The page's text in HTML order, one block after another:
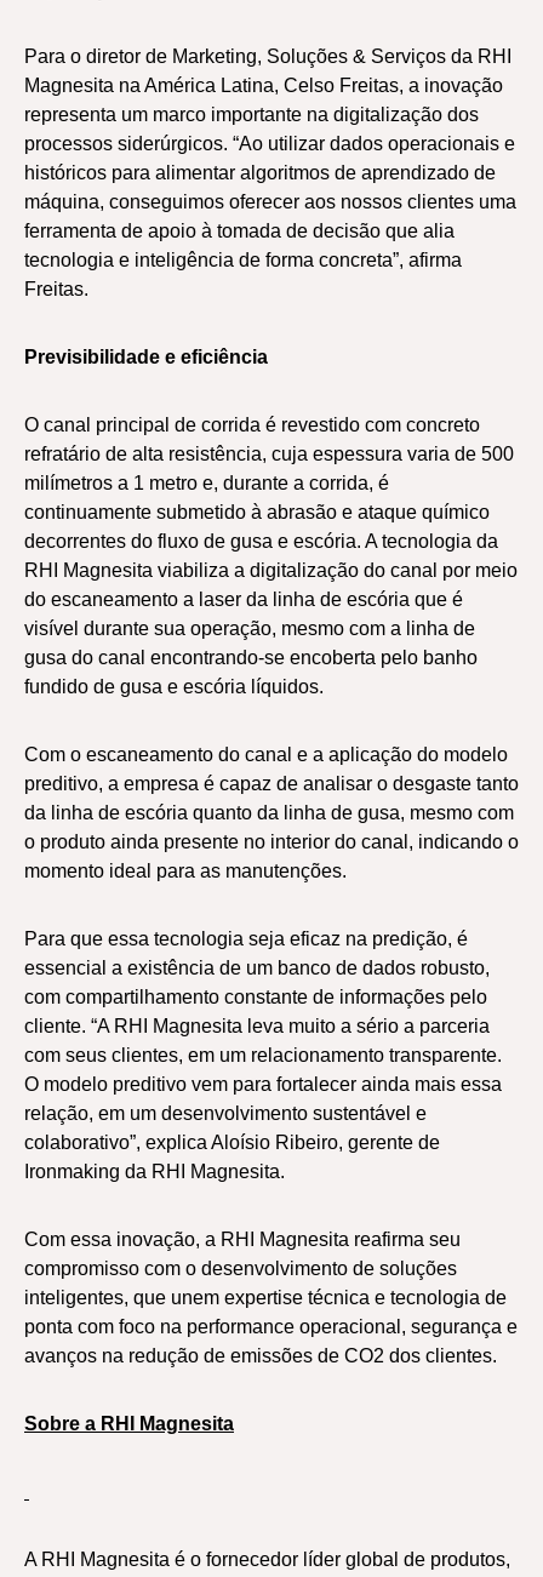
Para o diretor de Marketing, Soluções & Serviços da RHI
Magnesita na América Latina, Celso Freitas, a inovação
representa um marco importante na digitalização dos
processos siderúrgicos. “Ao utilizar dados operacionais e
históricos para alimentar algoritmos de aprendizado de
máquina, conseguimos oferecer aos nossos clientes uma
ferramenta de apoio à tomada de decisão que alia
tecnologia e inteligência de forma concreta”, afirma
Freitas.
Previsibilidade e eficiência
O canal principal de corrida é revestido com concreto
refratário de alta resistência, cuja espessura varia de 500
milímetros a 1 metro e, durante a corrida, é
continuamente submetido à abrasão e ataque químico
decorrentes do fluxo de gusa e escória. A tecnologia da
RHI Magnesita viabiliza a digitalização do canal por meio
do escaneamento a laser da linha de escória que é
visível durante sua operação, mesmo com a linha de
gusa do canal encontrando-se encoberta pelo banho
fundido de gusa e escória líquidos.
Com o escaneamento do canal e a aplicação do modelo
preditivo, a empresa é capaz de analisar o desgaste tanto
da linha de escória quanto da linha de gusa, mesmo com
o produto ainda presente no interior do canal, indicando o
momento ideal para as manutenções.
Para que essa tecnologia seja eficaz na predição, é
essencial a existência de um banco de dados robusto,
com compartilhamento constante de informações pelo
cliente. “A RHI Magnesita leva muito a sério a parceria
com seus clientes, em um relacionamento transparente.
O modelo preditivo vem para fortalecer ainda mais essa
relação, em um desenvolvimento sustentável e
colaborativo”, explica Aloísio Ribeiro, gerente de
Ironmaking da RHI Magnesita.
Com essa inovação, a RHI Magnesita reafirma seu
compromisso com o desenvolvimento de soluções
inteligentes, que unem expertise técnica e tecnologia de
ponta com foco na performance operacional, segurança e
avanços na redução de emissões de CO2 dos clientes.
Sobre a RHI Magnesita
A RHI Magnesita é o fornecedor líder global de produtos,